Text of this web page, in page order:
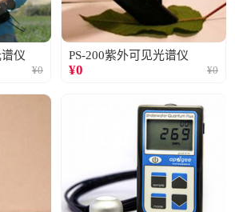
仪
¥0
PS-200紫外可见光谱仪
¥0 ¥0